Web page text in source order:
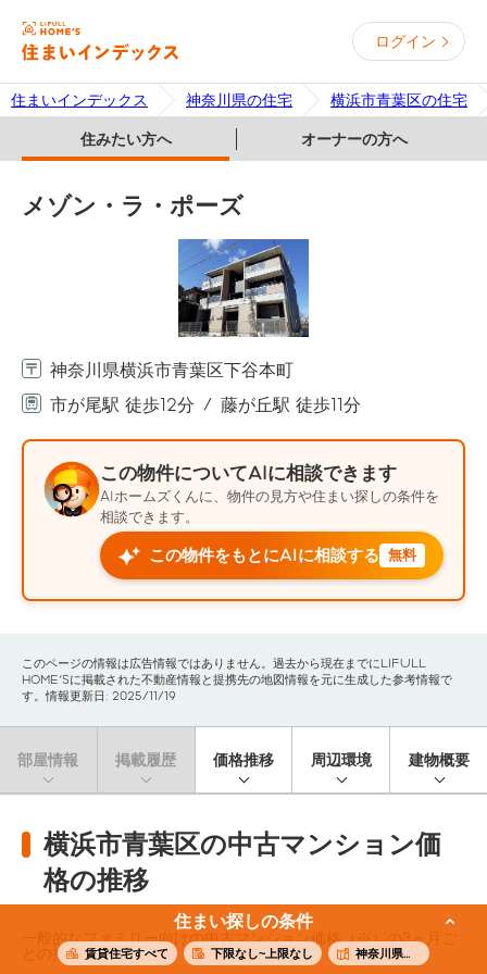
ログイン
住まいインデックス 神奈川県の住宅 横浜市青葉区の住宅
住みたい方へ オーナーの方へ
住まい探しの条件
賃貸住宅すべて 下限なし~上限なし 神奈川県横浜市青葉区
メゾン・ラ・ポーズ
神奈川県横浜市青葉区下谷本町
市が尾駅 徒歩12分
藤が丘駅 徒歩11分
この物件についてAIに相談できます
AIホームズくんに、物件の見方や住まい探しの条件を
相談できます。
この物件をもとにAIに相談する 無料
このページの情報は広告情報ではありません。過去から現在までにLIFULL
HOME'Sに掲載された不動産情報と提携先の地図情報を元に生成した参考情報で
す。情報更新日: 2025/11/19
部屋情報 掲載履歴 価格推移 周辺環境 建物概要
横浜市青葉区の中古マンション価
格の推移
一般的なファミリー向けの中古マンション価格（※）の3ヶ月ご
との推移です。